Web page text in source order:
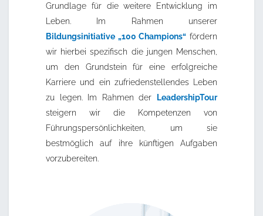
Grundlage für die weitere Entwicklung im
Leben. Im Rahmen unserer
Bildungsinitiative „100 Champions“ fördern
wir hierbei spezifisch die jungen Menschen,
um den Grundstein für eine erfolgreiche
Karriere und ein zufriedenstellendes Leben
zu legen. Im Rahmen der
LeadershipTour
steigern wir die Kompetenzen von
Führungspersönlichkeiten, um sie
bestmöglich auf ihre künftigen Aufgaben
vorzubereiten.